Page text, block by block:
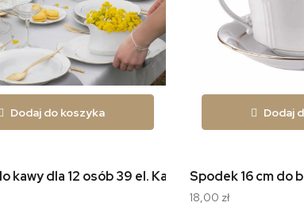
Dodaj do koszyka
kawy dla 12 osób 39 el. Kamelia Złota Linia B014
Dodaj
Spodek 16 cm do
18,00 zł